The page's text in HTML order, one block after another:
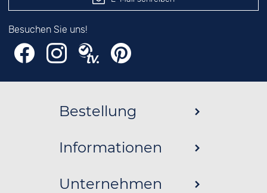
Besuchen Sie uns!
Bestellung
Informationen
Unternehmen